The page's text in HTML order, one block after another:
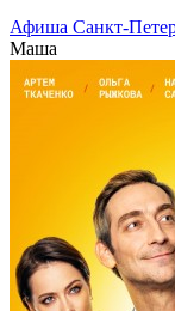
Афиша Санкт-
Маша